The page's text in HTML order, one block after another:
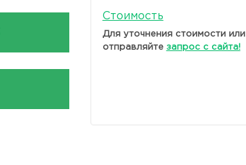
Стоимость
Для уточнения стоимости или
отправляйте запрос с сайта!